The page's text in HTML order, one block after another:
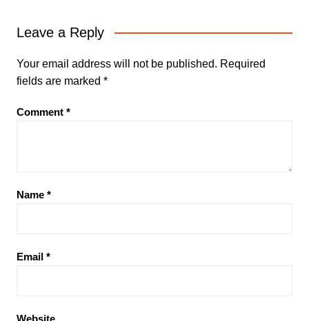
Leave a Reply
Your email address will not be published. Required
fields are marked *
Comment *
Name *
Email *
Website